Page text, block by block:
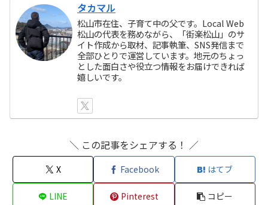
タカマル
松山市在住、子育て中の父です。Local Web
松山の代表を務めながら、「街楽松山」のサ
イト作成から取材、記事執筆、SNS発信まで
全部ひとりで運営しています。地元のちょっ
とした面白さや役立つ情報をお届けできれば
嬉しいです。
＼ この記事をシェアする！ ／
X Facebook はてブ
LINE Pinterest コピー